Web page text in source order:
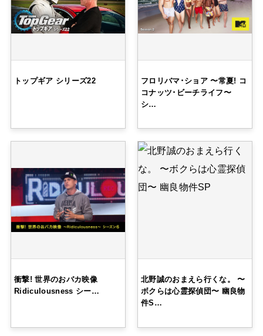
トップギア シリーズ22
フロリバマ･ショア 〜常夏! コ
コナッツ･ビーチライフ〜
シ…
衝撃! 世界のおバカ映像
Ridiculousness シー…
北野誠のおまえら行くな。 〜
ボクらは心霊探偵団〜 幽良物
件S…